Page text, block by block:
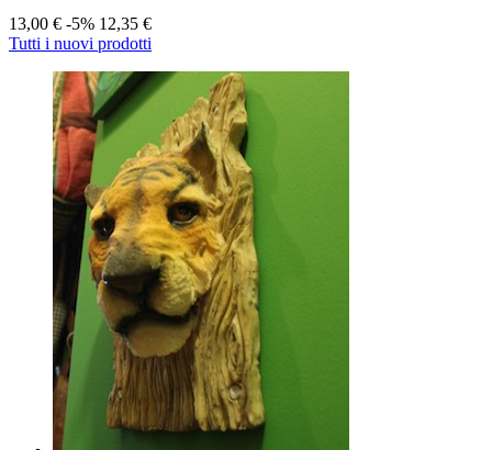
13,00 € -5% 12,35 €
Tutti i nuovi prodotti